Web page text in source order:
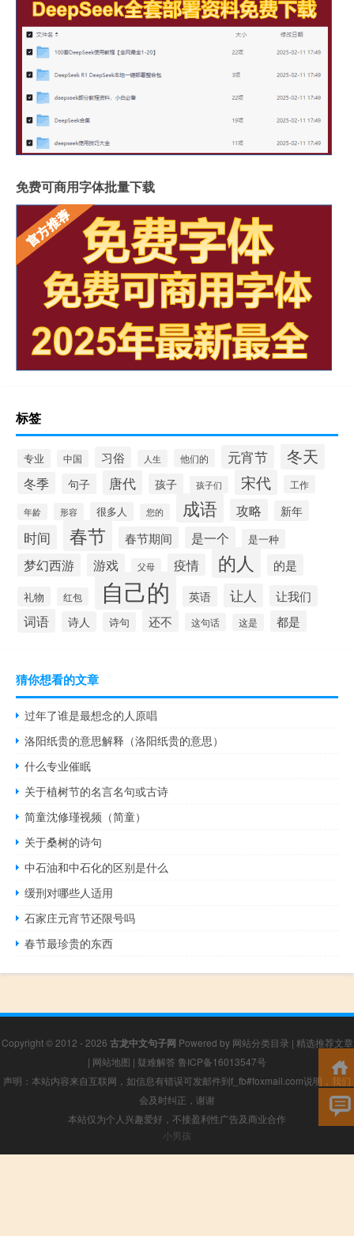
免费可商用字体批量下载
标签
专业 中国 习俗 人生 他们的 元宵节 冬天
冬季 句子 唐代 孩子 孩子们 宋代 工作
年龄 形容 很多人 您的 成语 攻略 新年
时间 春节 春节期间 是一个 是一种
梦幻西游 游戏 父母 疫情 的人 的是
礼物 红包 自己的 英语 让人 让我们
词语 诗人 诗句 还不 这句话 这是 都是
猜你想看的文章
过年了谁是最想念的人原唱
洛阳纸贵的意思解释（洛阳纸贵的意思）
什么专业催眠
关于植树节的名言名句或古诗
简童沈修瑾视频（简童）
关于桑树的诗句
中石油和中石化的区别是什么
缓刑对哪些人适用
石家庄元宵节还限号吗
春节最珍贵的东西
Copyright © 2012 - 2026 古龙中文句子网 Powered by 网站分类目录 | 精选推荐文章
| 网站地图 | 疑难解答 鲁ICP备16013547号
声明：本站内容来自互联网，如信息有错误可发邮件到f_fb#foxmail.com说明，我们
会及时纠正，谢谢
本站仅为个人兴趣爱好，不接盈利性广告及商业合作
小男孩